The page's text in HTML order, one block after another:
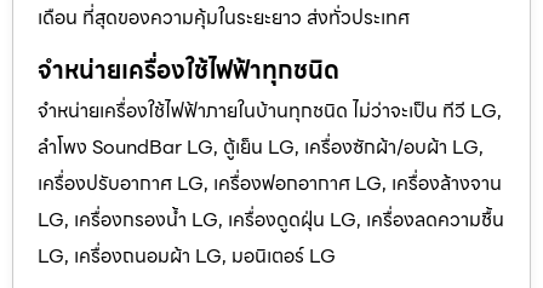
เดือน ที่สุดของความคุ้มในระยะยาว ส่งทั่วประเทศ
จำหน่ายเครื่องใช้ไฟฟ้าทุกชนิด
จำหน่ายเครื่องใช้ไฟฟ้าภายในบ้านทุกชนิด ไม่ว่าจะเป็น ทีวี LG,
ลำโพง SoundBar LG, ตู้เย็น LG, เครื่องซักผ้า/อบผ้า LG,
เครื่องปรับอากาศ LG, เครื่องฟอกอากาศ LG, เครื่องล้างจาน
LG, เครื่องกรองน้ำ LG, เครื่องดูดฝุ่น LG, เครื่องลดความชื้น
LG, เครื่องถนอมผ้า LG, มอนิเตอร์ LG